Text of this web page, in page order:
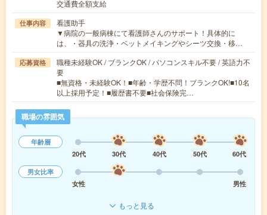
交通費全額支給
仕事内容
看護助手
▼病院の一般病棟にて看護師さんのサポート！具体的に
は、・器具の洗浄・ベットメイキングやシーツ交換・移…
応募資格
職種未経験OK / ブランクOK / パソコンスキル不要 / 英語力不
要
■無資格・未経験OK！■年齢・学歴不問！ブランクOK!■10名
以上採用予定！■履歴書不要■社会保険完…
職場の雰囲気
年齢層
20代
30代 40代 50代
60代
男女比率
女性
男性
もっと見る